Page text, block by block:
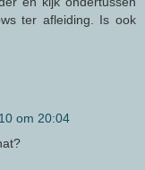
ter afleiding. Is ook
om 20:04